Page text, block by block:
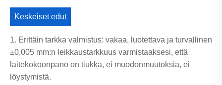
Keskeiset edut
1. Erittäin tarkka valmistus: vakaa, luotettava ja turvallinen
±0,005 mm:n leikkaustarkkuus varmistaaksesi, että
laitekokoonpano on tiukka, ei muodonmuutoksia, ei
löystymistä.